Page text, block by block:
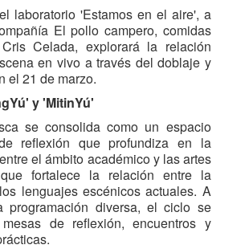
laboratorio 'Estamos en el aire', a
El pollo campero, comidas
Celada, explorará la relación
en vivo a través del doblaje y
el 21 de marzo.
y 'MitinYú'
se consolida como un espacio
reflexión que profundiza en la
el ámbito académico y las artes
fortalece la relación entre la
lenguajes escénicos actuales. A
programación diversa, el ciclo se
de reflexión, encuentros y